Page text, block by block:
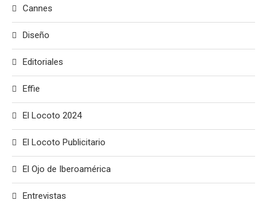
Cannes
Diseño
Editoriales
Effie
El Locoto 2024
El Locoto Publicitario
El Ojo de Iberoamérica
Entrevistas